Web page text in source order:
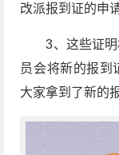
改派报到证的申
3、这些证
员会将新的报到
大家拿到了新的